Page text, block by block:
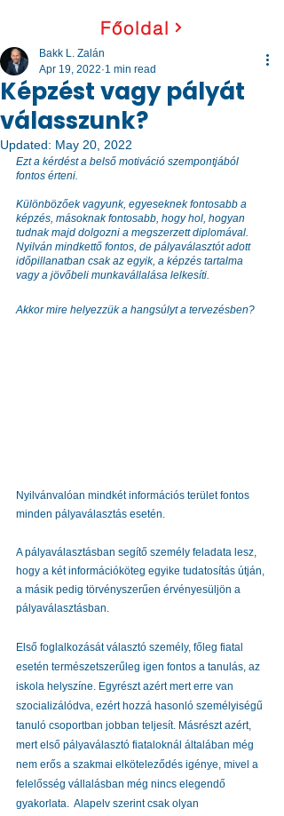
Főoldal
Képzést vagy pályát
válasszunk?
Bakk L. Zalán
Apr 19, 2022 1 min read
Updated: May 20, 2022
Ezt a kérdést a belső motiváció szempontjából
fontos érteni.
Különbözőek vagyunk, egyeseknek fontosabb a
képzés, másoknak fontosabb, hogy hol, hogyan
tudnak majd dolgozni a megszerzett diplomával.
Nyilván mindkettő fontos, de pályaválasztót adott
időpillanatban csak az egyik, a képzés tartalma
vagy a jövőbeli munkavállalása lelkesíti.
Akkor mire helyezzük a hangsúlyt a tervezésben?
Nyilvánvalóan mindkét információs terület fontos
minden pályaválasztás esetén.
A pályaválasztásban segítő személy feladata lesz,
hogy a két információköteg egyike tudatosítás útján,
a másik pedig törvényszerűen érvényesüljön a
pályaválasztásban.
Első foglalkozását választó személy, főleg fiatal
esetén természetszerűleg igen fontos a tanulás, az
iskola helyszíne. Egyrészt azért mert erre van
szocializálódva, ezért hozzá hasonló személyiségű
tanuló csoportban jobban teljesít. Másrészt azért,
mert első pályaválasztó fiataloknál általában még
nem erős a szakmai elköteleződés igénye, mivel a
felelősség vállalásban még nincs elegendő
gyakorlata.  Alapelv szerint csak olyan